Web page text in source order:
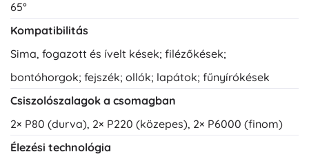
65°
Kompatibilitás
Sima, fogazott és ívelt kések; filézőkések;
bontóhorgok; fejszék; ollók; lapátok; fűnyírókések
Csiszolószalagok a csomagban
2× P80 (durva), 2× P220 (közepes), 2× P6000 (finom)
Élezési technológia